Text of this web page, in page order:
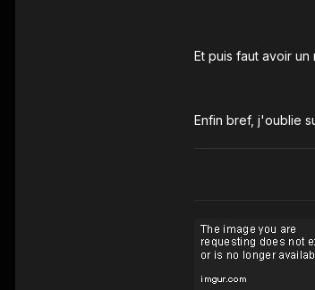
Et puis faut avoir
Enfin bref, j'oublie